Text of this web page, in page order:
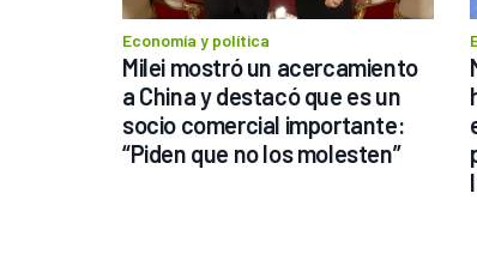
Economía y política
Milei mostró un acercamiento
a China y destacó que es un
socio comercial importante:
“Piden que no los molesten”